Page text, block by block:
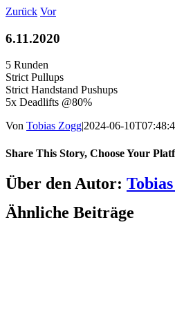
Zum
springen
Zurück Vor
6.11.2020
5 Runden
Strict Pullups
Strict Handstand Pushups
5x Deadlifts @80%
Von Tobias Zogg|2024-06-
Share This Story, Choose Your
Facebook
LinkedIn
WhatsApp
Telegram
Tumblr
Pinterest
Vk
Xing
E-
Mail
Über den Autor:
Ähnliche Beiträge